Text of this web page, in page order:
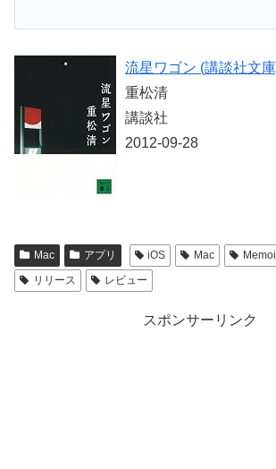
流星ワゴン (講談社文
重松清
講談社
2012-09-28
Mac アプリ iOS Mac
リリース
レビュー
スポンサーリンク